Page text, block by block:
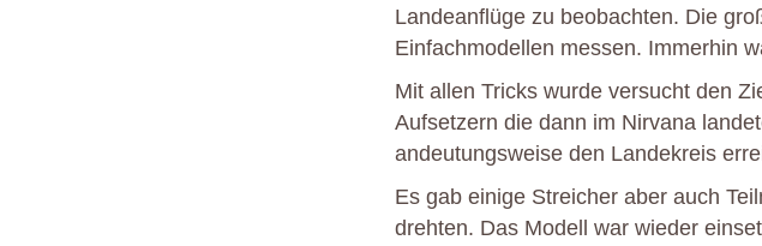
Landeanflüge zu beobachten. Die
Einfachmodellen messen. Immerhin
Mit allen Tricks wurde versucht den
Aufsetzern die dann im Nirvana
andeutungsweise den Landekreis
Es gab einige Streicher aber auch
drehten. Das Modell war wieder